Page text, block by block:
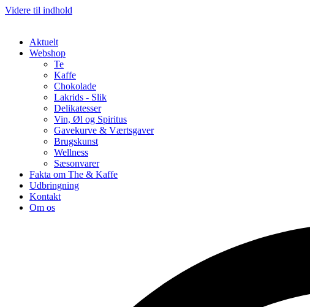
Videre til indhold
Aktuelt
Webshop
Te
Kaffe
Chokolade
Lakrids - Slik
Delikatesser
Vin, Øl og Spiritus
Gavekurve & Værtsgaver
Brugskunst
Wellness
Sæsonvarer
Fakta om The & Kaffe
Udbringning
Kontakt
Om os